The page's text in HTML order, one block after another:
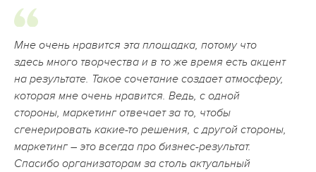
Мне очень нравится эта площадка, потому что
здесь много творчества и в то же время есть акцент
на результате. Такое сочетание создает атмосферу,
которая мне очень нравится. Ведь, с одной
стороны, маркетинг отвечает за то, чтобы
сгенерировать какие-то решения, с другой стороны,
маркетинг – это всегда про бизнес-результат.
Спасибо организаторам за столь актуальный